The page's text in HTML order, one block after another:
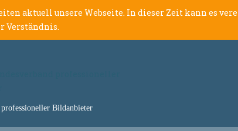
aktuell unsere Webseite. In dieser Zeit kann es
Verständnis.
professioneller Bildanbieter